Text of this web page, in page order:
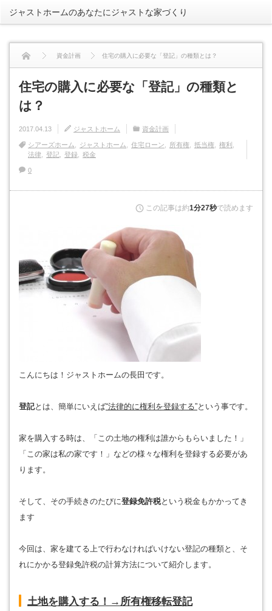
ジャストホームのあなたにジャストな家づくり
資金計画 住宅の購入に必要な「登記」の種類とは？
住宅の購入に必要な「登記」の種類と
は？
2017.04.13 ジャストホーム 資金計画
シアーズホーム ジャストホーム 住宅ローン 所有権 抵当権
権利
法律
登記 登録 税金
0
この記事は約1分27秒で読めます
こんにちは！ジャストホームの長田です。
登記とは、簡単にいえば“法律的に権利を登録する”という事です。
家を購入する時は、「この土地の権利は誰からもらいました！」
「この家は私の家です！」などの様々な権利を登録する必要があ
ります。
そして、その手続きのたびに登録免許税という税金もかかってき
ます
今回は、家を建てる上で行わなければいけない登記の種類と、そ
れにかかる登録免許税の計算方法について紹介します。
土地を購入する！→所有権移転登記